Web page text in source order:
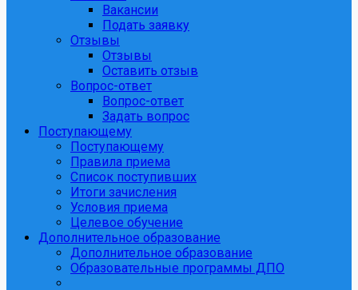
Вакансии
Подать заявку
Отзывы
Отзывы
Оставить отзыв
Вопрос-ответ
Вопрос-ответ
Задать вопрос
Поступающему
Поступающему
Правила приема
Список поступивших
Итоги зачисления
Условия приема
Целевое обучение
Дополнительное образование
Дополнительное образование
Образовательные программы ДПО